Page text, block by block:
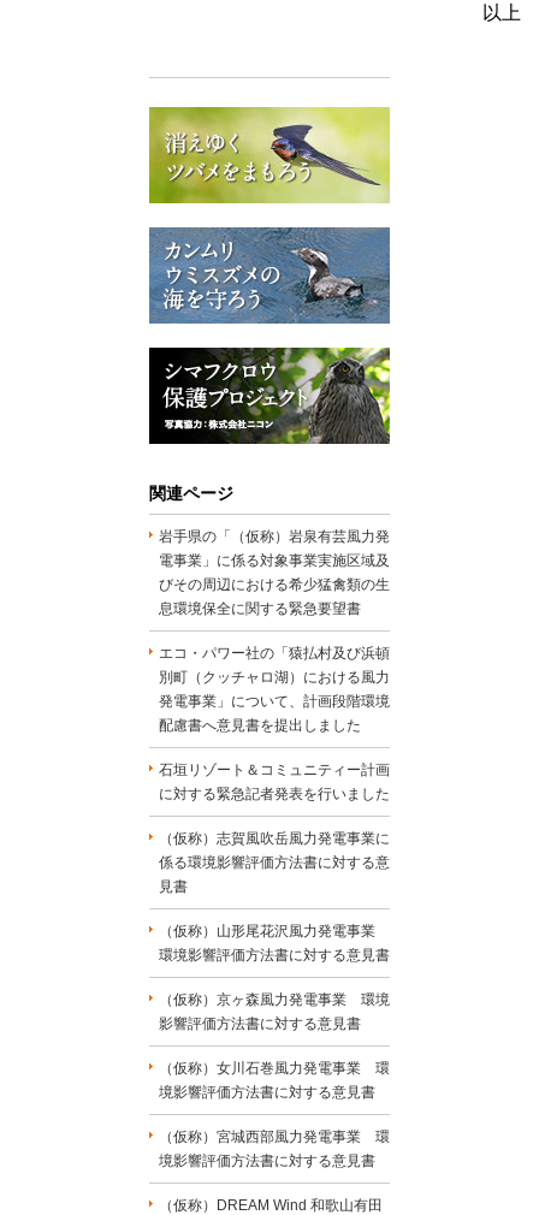
以上
関連ページ
岩手県の「（仮称）岩泉有芸風力発
電事業」に係る対象事業実施区域及
びその周辺における希少猛禽類の生
息環境保全に関する緊急要望書
エコ・パワー社の「猿払村及び浜頓
別町（クッチャロ湖）における風力
発電事業」について、計画段階環境
配慮書へ意見書を提出しました
石垣リゾート＆コミュニティー計画
に対する緊急記者発表を行いました
（仮称）志賀風吹岳風力発電事業に
係る環境影響評価方法書に対する意
見書
（仮称）山形尾花沢風力発電事業
環境影響評価方法書に対する意見書
（仮称）京ヶ森風力発電事業 環境
影響評価方法書に対する意見書
（仮称）女川石巻風力発電事業 環
境影響評価方法書に対する意見書
（仮称）宮城西部風力発電事業 環
境影響評価方法書に対する意見書
（仮称）DREAM Wind 和歌山有田